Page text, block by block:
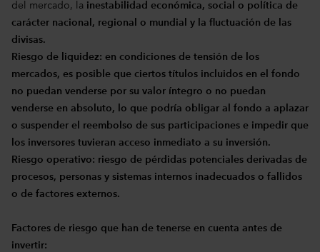
del mercado, la inestabilidad económica, social o política de
carácter nacional, regional o mundial y la fluctuación de las
divisas.
Riesgo de liquidez: en condiciones de tensión de los
mercados, es posible que ciertos títulos incluidos en el fondo
no puedan venderse por su valor íntegro o no puedan
venderse en absoluto, lo que podría obligar al fondo a aplazar
o suspender el reembolso de sus participaciones e impedir que
los inversores tuvieran acceso inmediato a su inversión.
Riesgo operativo: riesgo de pérdidas potenciales derivadas de
procesos, personas y sistemas internos inadecuados o fallidos
o de factores externos.
Factores de riesgo que han de tenerse en cuenta antes de
invertir: